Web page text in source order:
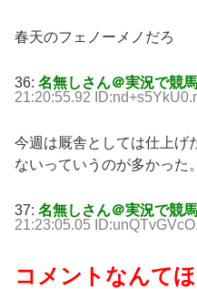
春天のフェノーメノだろ
36: 名無しさん＠実況で競
21:20:55.92
今週は厩舎としては仕上げ
ないっていうのが多かった。
37: 名無しさん＠実況で競
21:23:05.05
コメントなんて